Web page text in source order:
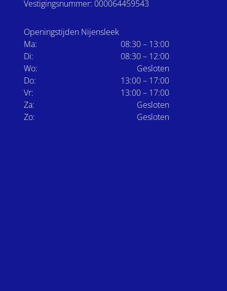
Vestigingsnummer: 000064459543
Openingstijden Nijensleek
Ma:
08:30 – 13:00
Di:
08:30 – 12:00
Wo:
Gesloten
Do:
13:00 – 17:00
Vr:
13:00 – 17:00
Za:
Gesloten
Zo:
Gesloten